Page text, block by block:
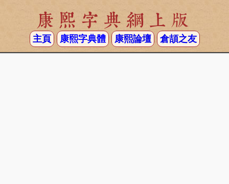
康熙字典網上版
主頁 康熙字典體 康熙論壇 倉頡之友